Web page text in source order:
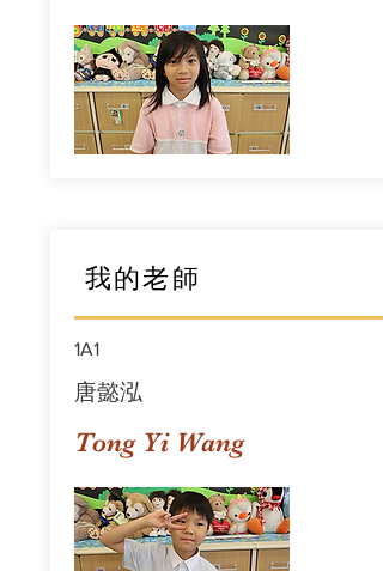
我的老師
1A1
唐懿泓
Tong Yi Wang